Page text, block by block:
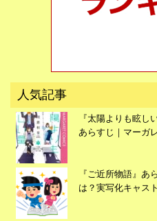
人気記事
『太陽よりも眩し
あらすじ｜マーガ
『ご近所物語』あ
は？実写化キャス